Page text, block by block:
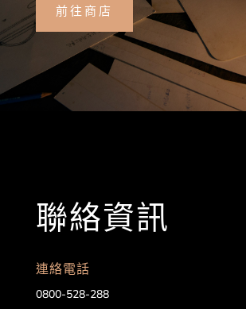
前往商店
聯絡資訊
連絡電話
0800-528-288